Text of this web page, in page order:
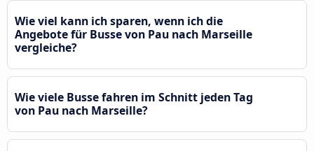
Wie viel kann ich sparen, wenn ich die
Angebote für Busse von Pau nach Marseille
vergleiche?
Wie viele Busse fahren im Schnitt jeden Tag
von Pau nach Marseille?